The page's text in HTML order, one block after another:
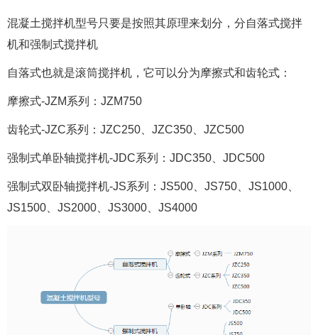
混凝土搅拌机型号只要是按照其原理来划分，分自落式搅拌
机和强制式搅拌机
自落式也就是滚筒搅拌机，它可以分为摩擦式和齿轮式：
摩擦式-JZM系列：JZM750
齿轮式-JZC系列：JZC250、JZC350、JZC500
强制式单卧轴搅拌机-JDC系列：JDC350、JDC500
强制式双卧轴搅拌机-JS系列：JS500、JS750、JS1000、
JS1500、JS2000、JS3000、JS4000